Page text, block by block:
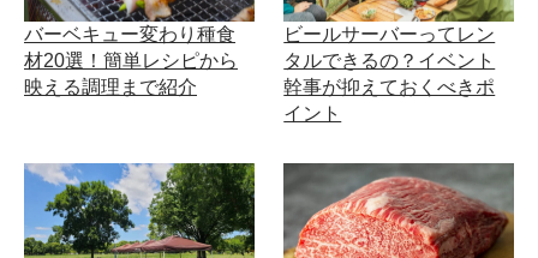
バーベキュー変わり種食
材20選！簡単レシピから
映える調理まで紹介
ビールサーバーってレン
タルできるの？イベント
幹事が抑えておくべきポ
イント